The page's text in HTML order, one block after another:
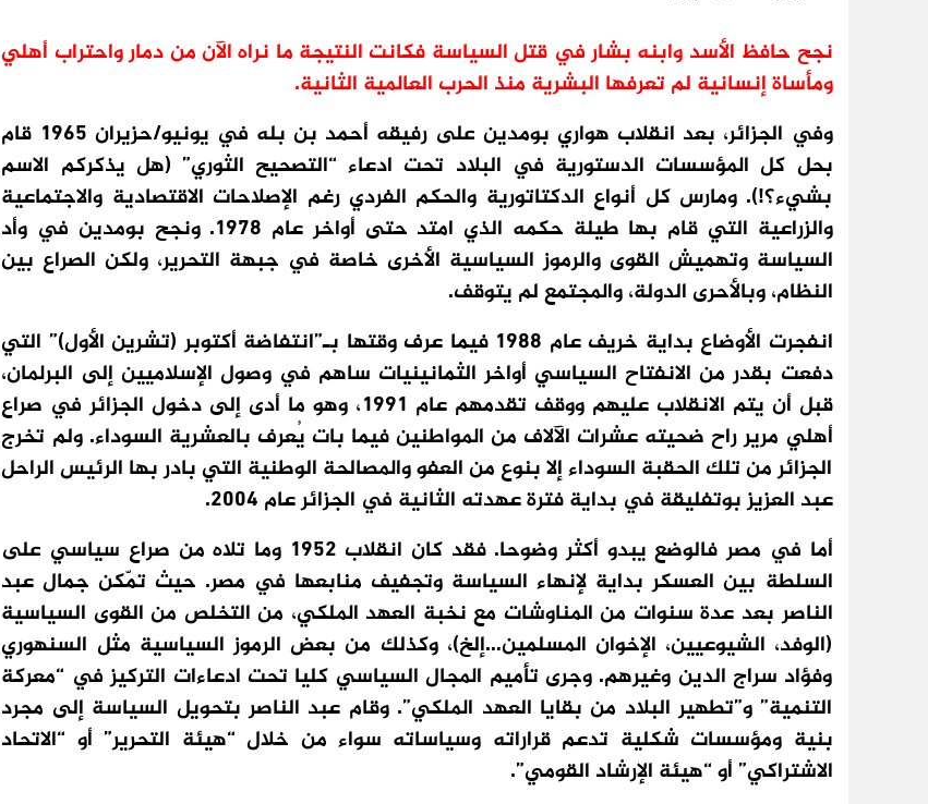
نجح حافظ الأسد وابنه بشار في قتل السياسة فكانت النتيجة ما نراه الآن من دمار واحتراب أهلي
ومأساة إنسانية لم تعرفها البشرية منذ الحرب العالمية الثانية.
وفي الجزائر، بعد انقلاب هواري بومدين على رفيقه أحمد بن بله في يونيو/حزيران 1965 قام
بحل كل المؤسسات الدستورية في البلاد تحت ادعاء “التصحيح الثوري” (هل يذكركم الاسم
بشيء؟!). ومارس كل أنواع الدكتاتورية والحكم الفردي رغم الإصلاحات الاقتصادية والاجتماعية
والزراعية التي قام بها طيلة حكمه الذي امتد حتى أواخر عام 1978. ونجح بومدين في وأد
السياسة وتهميش القوى والرموز السياسية الأخرى خاصة في جبهة التحرير، ولكن الصراع بين
النظام، وبالأحرى الدولة، والمجتمع لم يتوقف.
انفجرت الأوضاع بداية خريف عام 1988 فيما عرف وقتها بـ”انتفاضة أكتوبر (تشرين الأول)” التي
دفعت بقدر من الانفتاح السياسي أواخر الثمانينيات ساهم في وصول الإسلاميين إلى البرلمان،
قبل أن يتم الانقلاب عليهم ووقف تقدمهم عام 1991، وهو ما أدى إلى دخول الجزائر في صراع
أهلي مرير راح ضحيته عشرات الآلاف من المواطنين فيما بات يُعرف بالعشرية السوداء. ولم تخرج
الجزائر من تلك الحقبة السوداء إلا بنوع من العفو والمصالحة الوطنية التي بادر بها الرئيس الراحل
عبد العزيز بوتفليقة في بداية فترة عهدته الثانية في الجزائر عام 2004.
أما في مصر فالوضع يبدو أكثر وضوحا. فقد كان انقلاب 1952 وما تلاه من صراع سياسي على
السلطة بين العسكر بداية لإنهاء السياسة وتجفيف منابعها في مصر. حيث تمّكن جمال عبد
الناصر بعد عدة سنوات من المناوشات مع نخبة العهد الملكي، من التخلص من القوى السياسية
(الوفد، الشيوعيين، الإخوان المسلمين…إلخ)، وكذلك من بعض الرموز السياسية مثل السنهوري
وفؤاد سراج الدين وغيرهم. وجرى تأميم المجال السياسي كليا تحت ادعاءات التركيز في “معركة
التنمية” و”تطهير البلاد من بقايا العهد الملكي”. وقام عبد الناصر بتحويل السياسة إلى مجرد
بنية ومؤسسات شكلية تدعم قراراته وسياساته سواء من خلال “هيئة التحرير” أو “الاتحاد
الاشتراكي” أو “هيئة الإرشاد القومي”.